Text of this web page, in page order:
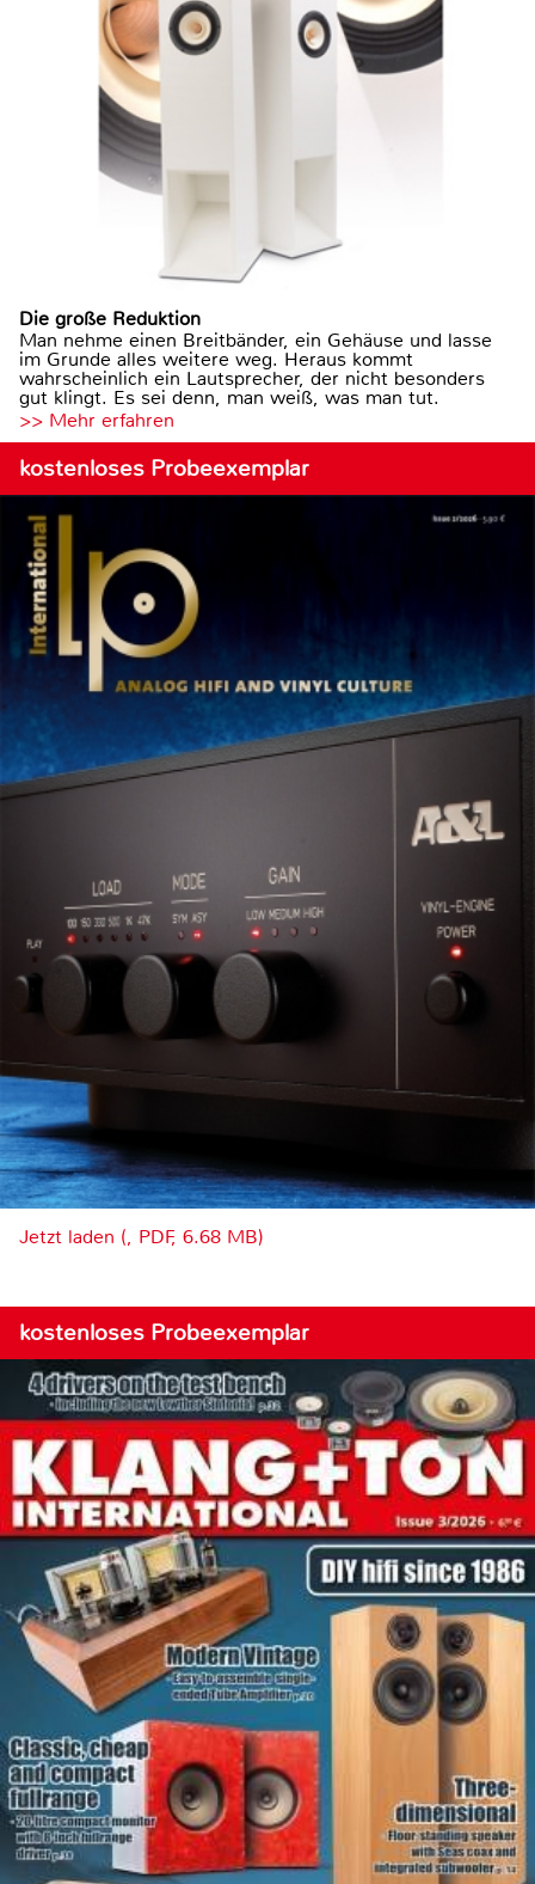
Die große Reduktion
Man nehme einen Breitbänder, ein Gehäuse und lasse
im Grunde alles weitere weg. Heraus kommt
wahrscheinlich ein Lautsprecher, der nicht besonders
gut klingt. Es sei denn, man weiß, was man tut.
>> Mehr erfahren
kostenloses Probeexemplar
Jetzt laden (, PDF, 6.68 MB)
kostenloses Probeexemplar